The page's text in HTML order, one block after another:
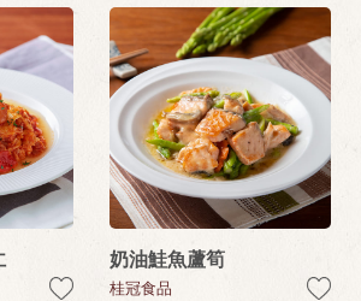
奶油鮭魚蘆筍
桂冠食品